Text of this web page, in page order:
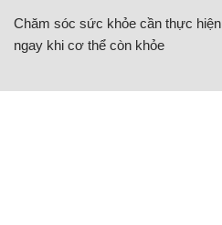
Chăm sóc sức khỏe cần thực hiện
ngay khi cơ thể còn khỏe